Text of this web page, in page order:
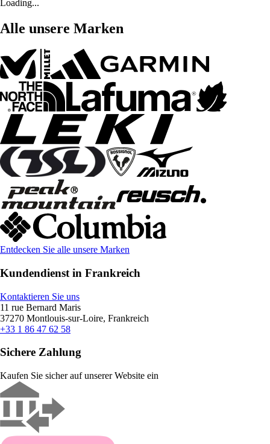
Loading...
Alle unsere Marken
Entdecken Sie alle unsere Marken
Kundendienst in Frankreich
Kontaktieren Sie uns
11 rue Bernard Maris
37270 Montlouis-sur-Loire, Frankreich
+33 1 86 47 62 58
Sichere Zahlung
Kaufen Sie sicher auf unserer Website ein